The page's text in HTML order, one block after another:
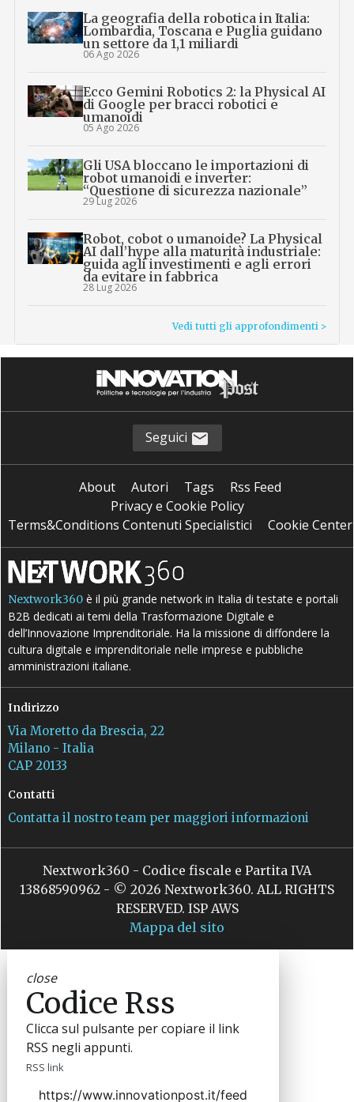
La geografia della robotica in Italia:
Lombardia, Toscana e Puglia guidano
un settore da 1,1 miliardi
06 Ago 2026
Ecco Gemini Robotics 2: la Physical AI
di Google per bracci robotici e
umanoidi
05 Ago 2026
Gli USA bloccano le importazioni di
robot umanoidi e inverter:
“Questione di sicurezza nazionale”
29 Lug 2026
Robot, cobot o umanoide? La Physical
AI dall’hype alla maturità industriale:
guida agli investimenti e agli errori
da evitare in fabbrica
28 Lug 2026
Vedi tutti gli approfondimenti >
Seguici
About Autori Tags
Rss Feed
Privacy e Cookie Policy
Terms&Conditions Contenuti Specialistici
Cookie Center
Nextwork360 è il più grande network in Italia di testate e portali
B2B dedicati ai temi della Trasformazione Digitale e
dell’Innovazione Imprenditoriale. Ha la missione di diffondere la
cultura digitale e imprenditoriale nelle imprese e pubbliche
amministrazioni italiane.
Indirizzo
Via Moretto da Brescia, 22
Milano - Italia
CAP 20133
Contatti
Contatta il nostro team per maggiori informazioni
Nextwork360 - Codice fiscale e Partita IVA
13868590962 - © 2026 Nextwork360. ALL RIGHTS
RESERVED. ISP AWS
Mappa del sito
close
Codice Rss
Clicca sul pulsante per copiare il link
RSS negli appunti.
RSS link